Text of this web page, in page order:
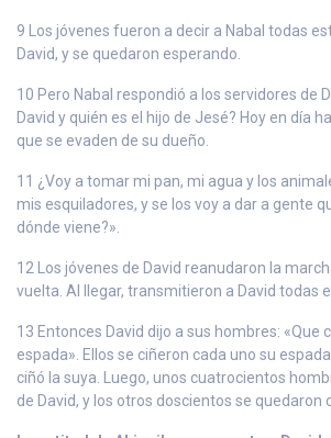
9 Los jóvenes fueron a decir a Nabal todas
David, y se quedaron esperando.
10 Pero Nabal respondió a los servidores de
David y quién es el hijo de Jesé? Hoy en día
que se evaden de su dueño.
11 ¿Voy a tomar mi pan, mi agua y los
mis esquiladores, y se los voy a dar a gente
dónde viene?».
12 Los jóvenes de David reanudaron la
vuelta. Al llegar, transmitieron a David todas
13 Entonces David dijo a sus hombres: «Que
espada». Ellos se ciñeron cada uno su
ciñó la suya. Luego, unos cuatrocientos
de David, y los otros doscientos se quedaron